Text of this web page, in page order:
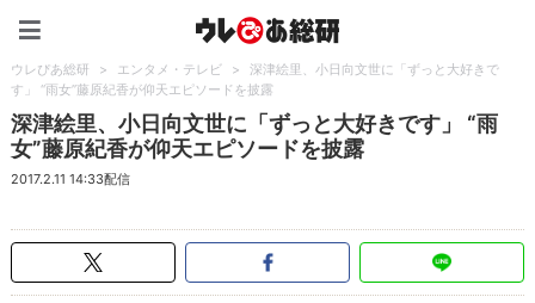
ウレぴあ総研 > エンタメ・テレビ >
深津絵里、小日向文世に「ずっと大好きで
す」 “雨女”藤原紀香が仰天エピソードを披露
深津絵里、小日向文世に「ずっと大好きです」 “雨
女”藤原紀香が仰天エピソードを披露
2017.2.11 14:33配信